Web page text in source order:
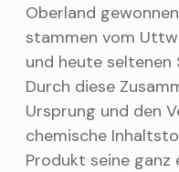
Oberland
stammen vom
und heute seltenen
Durch diese
Ursprung und den
chemische
Produkt seine ganz